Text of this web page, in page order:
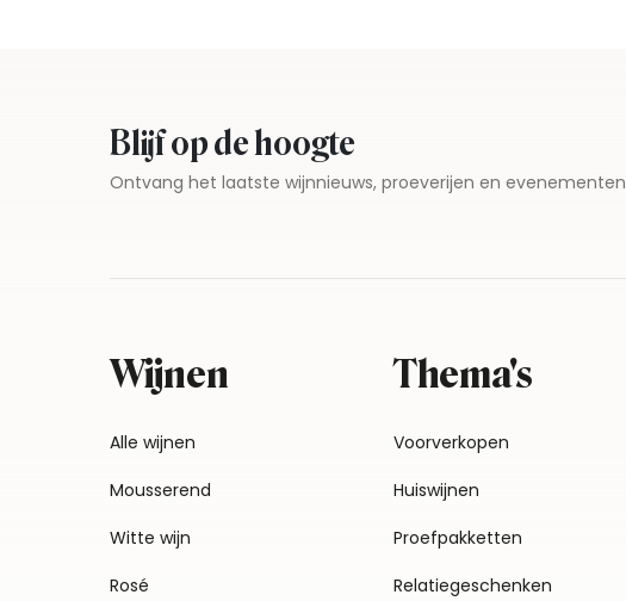
Blijf op de hoogte
Ontvang het laatste wijnnieuws, proeverijen en evenementen
Wijnen
Alle wijnen
Mousserend
Witte wijn
Rosé
Thema's
Voorverkopen
Huiswijnen
Proefpakketten
Relatiegeschenken